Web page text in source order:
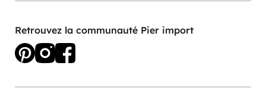
Retrouvez la communauté Pier import